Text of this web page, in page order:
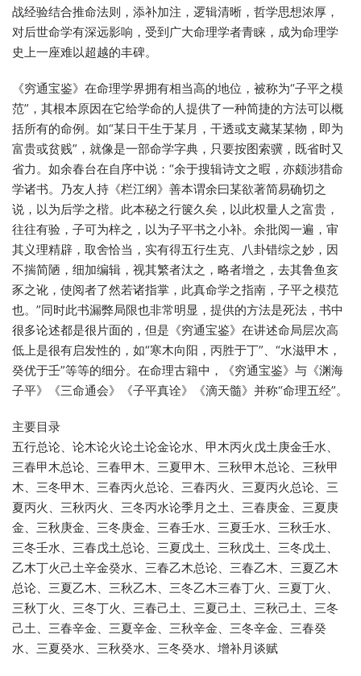
战经验结合推命法则，添补加注，逻辑清晰，哲学思想浓厚，
对后世命学有深远影响，受到广大命理学者青睐，成为命理学
史上一座难以超越的丰碑。
《穷通宝鉴》在命理学界拥有相当高的地位，被称为“子平之模
范”，其根本原因在它给学命的人提供了一种简捷的方法可以概
括所有的命例。如“某日干生于某月，干透或支藏某某物，即为
富贵或贫贱”，就像是一部命学字典，只要按图索骥，既省时又
省力。如余春台在自序中说：“余于搜辑诗文之暇，亦颇涉猎命
学诸书。乃友人持《栏江纲》善本谓余曰某欲著简易确切之
说，以为后学之楷。此本秘之行箧久矣，以此权量人之富贵，
往往有验，子可为梓之，以为子平书之小补。余批阅一遍，审
其义理精辟，取舍恰当，实有得五行生克、八卦错综之妙，因
不揣简陋，细加编辑，视其繁者汰之，略者增之，去其鲁鱼亥
豕之讹，使阅者了然若诸指掌，此真命学之指南，子平之模范
也。”同时此书漏弊局限也非常明显，提供的方法是死法，书中
很多论述都是很片面的，但是《穷通宝鉴》在讲述命局层次高
低上是很有启发性的，如“寒木向阳，丙胜于丁”、“水滋甲木，
癸优于壬”等等的细分。在命理古籍中，《穷通宝鉴》与《渊海
子平》《三命通会》《子平真诠》《滴天髓》并称“命理五经”。
主要目录
五行总论、论木论火论土论金论水、甲木丙火戊土庚金壬水、
三春甲木总论、三春甲木、三夏甲木、三秋甲木总论、三秋甲
木、三冬甲木、三春丙火总论、三春丙火、三夏丙火总论、三
夏丙火、三秋丙火、三冬丙水论季月之土、三春庚金、三夏庚
金、三秋庚金、三冬庚金、三春壬水、三夏壬水、三秋壬水、
三冬壬水、三春戊土总论、三夏戊土、三秋戊土、三冬戊土、
乙木丁火己土辛金癸水、三春乙木总论、三春乙木、三夏乙木
总论、三夏乙木、三秋乙木、三冬乙木三春丁火、三夏丁火、
三秋丁火、三冬丁火、三春己土、三夏己土、三秋己土、三冬
己土、三春辛金、三夏辛金、三秋辛金、三冬辛金、三春癸
水、三夏癸水、三秋癸水、三冬癸水、增补月谈赋